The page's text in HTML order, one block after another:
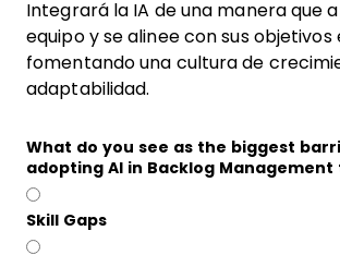
Integrará la IA de una manera que
equipo y se alinee con sus
fomentando una cultura de
adaptabilidad.
What do you see as the biggest
adopting AI in Backlog Management
Skill Gaps